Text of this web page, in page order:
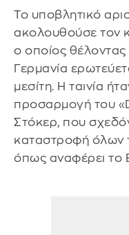
Το υποβλητικό
ακολουθούσε τον
ο οποίος θέλοντας
Γερμανία
μεσίτη. Η ταινία
προσαρμογή του
Στόκερ, που
καταστροφή όλων
όπως αναφέρει το